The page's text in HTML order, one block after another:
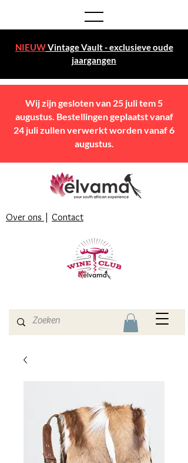
NIEUWVintage Vault - exclusieve oude
jaargangen
Over ons | Contact
Wij zijn gesloten van 25 juli tem 5
augustus. Bestellingen geplaatst vanaf
24 juli zullen verwerkt worden vanaf 6
augustus.